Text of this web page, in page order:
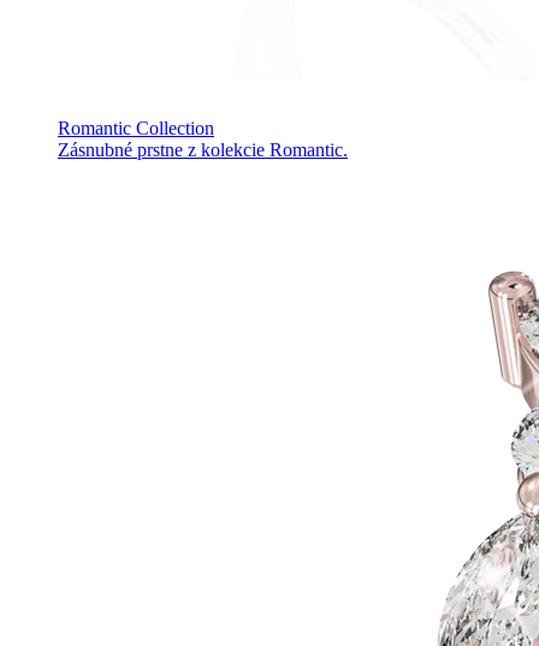
Romantic Collection
Zásnubné prstne z kolekcie Romantic.